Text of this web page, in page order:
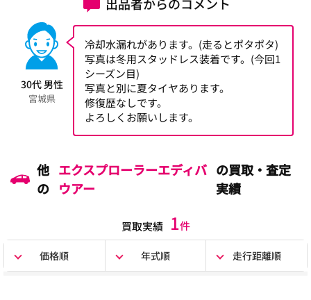
30代 男性
宮城県
冷却水漏れがあります。(走るとポタポタ)
写真は冬用スタッドレス装着です。(今回1
シーズン目)
写真と別に夏タイヤあります。
修復歴なしです。
よろしくお願いします。
他
の
エクスプローラーエディバ
ウアー
の買取・査定
実績
買取実績 1件
価格順 年式順 走行距離順